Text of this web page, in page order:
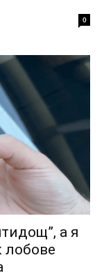
0
а я
лобове